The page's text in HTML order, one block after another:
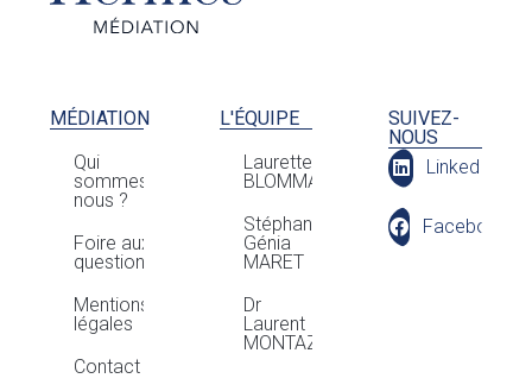
MÉDIATION
Qui
sommes-
nous ?
Foire aux
questions
Mentions
légales
Contact
L'ÉQUIPE
Laurette
BLOMMAERT
Stéphan
Génia
MARET
Dr
Laurent
MONTAZ
SUIVEZ-
NOUS
LinkedIn
Facebook